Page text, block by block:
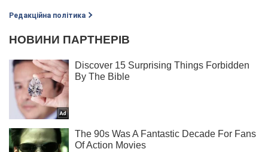
Редакційна політика